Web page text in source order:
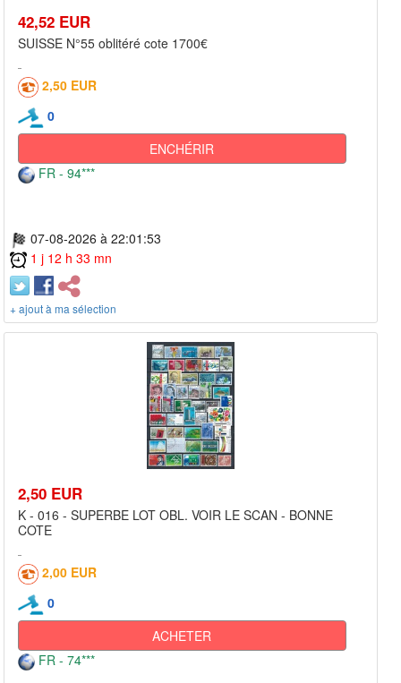
42,52 EUR
SUISSE N°55 oblitéré cote 1700€
2,50 EUR
0
ENCHÉRIR
FR - 94***
07-08-2026 à 22:01:53
1 j 12 h 33 mn
+ ajout à ma sélection
2,50 EUR
K - 016 - SUPERBE LOT OBL. VOIR LE SCAN - BONNE
COTE
2,00 EUR
0
ACHETER
FR - 74***